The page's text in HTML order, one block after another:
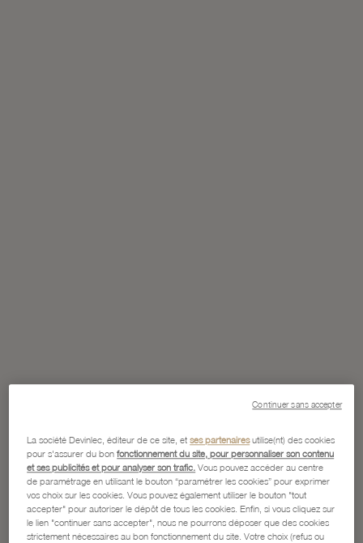
La société Devinlec, éditeur de ce site, etses partenairesutilise(nt) des cookies
pour s'assurer du bonfonctionnement du site, pour personnaliser son contenu
et ses publicités et pour analyser son trafic. Vous pouvez accéder au centre
de paramétrage en utilisant le bouton “paramétrer les cookies” pour exprimer
vos choix sur les cookies. Vous pouvez également utiliser le bouton "tout
accepter" pour autoriser le dépôt de tous les cookies. Enfin, si vous cliquez sur
le lien "continuer sans accepter", nous ne pourrons déposer que des cookies
strictement nécessaires au bon fonctionnement du site. Votre choix (refus ou
Continuer sans accepter